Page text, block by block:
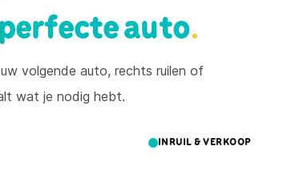
perfecte auto.
volgende auto, rechts ruilen of
wat je nodig hebt.
INRUIL & VERKOOP